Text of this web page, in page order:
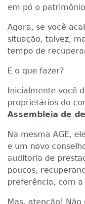
em pó o
Agora, se você
situação, talvez,
tempo de
E o que fazer?
Inicialmente você
proprietários do
Assembleia de
Na mesma AGE,
e um novo
auditoria de
poucos,
preferência, com a
Mas, atenção! Não